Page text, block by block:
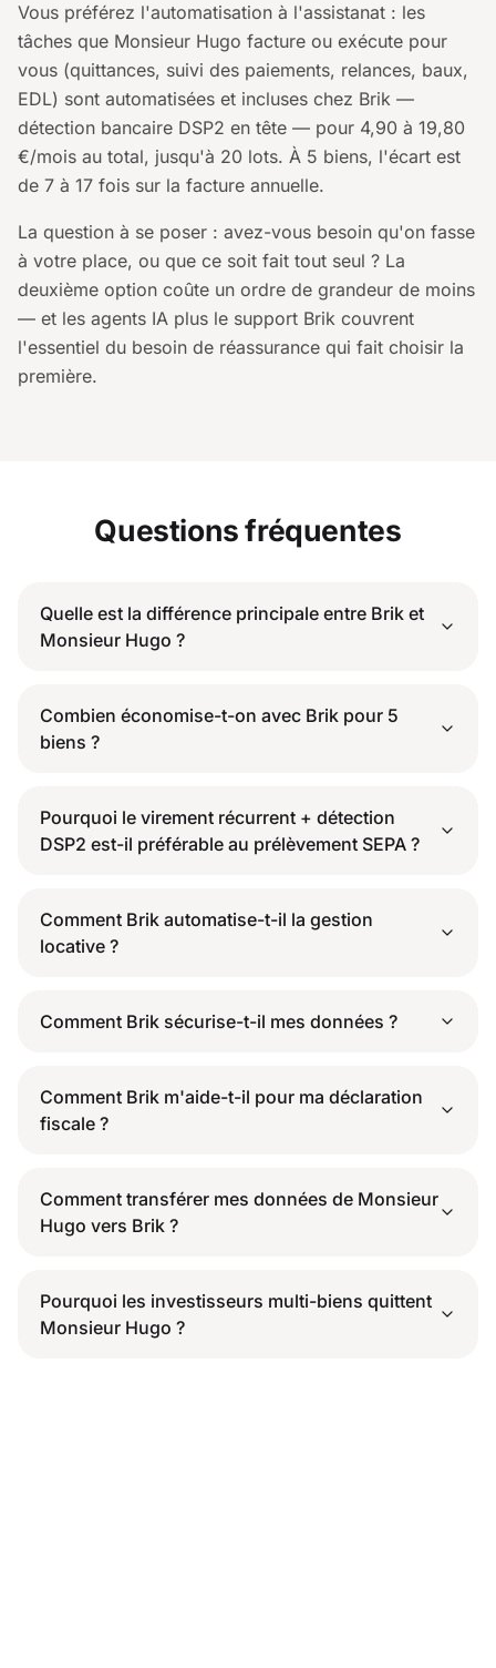
Vous préférez l'automatisation à l'assistanat : les
tâches que Monsieur Hugo facture ou exécute pour
vous (quittances, suivi des paiements, relances, baux,
EDL) sont automatisées et incluses chez Brik —
détection bancaire DSP2 en tête — pour 4,90 à 19,80
€/mois au total, jusqu'à 20 lots. À 5 biens, l'écart est
de 7 à 17 fois sur la facture annuelle.
La question à se poser : avez-vous besoin qu'on fasse
à votre place, ou que ce soit fait tout seul ? La
deuxième option coûte un ordre de grandeur de moins
— et les agents IA plus le support Brik couvrent
l'essentiel du besoin de réassurance qui fait choisir la
première.
Questions fréquentes
Quelle est la différence principale entre Brik et
Monsieur Hugo ?
Combien économise-t-on avec Brik pour 5
biens ?
Pourquoi le virement récurrent + détection
DSP2 est-il préférable au prélèvement SEPA ?
Comment Brik automatise-t-il la gestion
locative ?
Comment Brik sécurise-t-il mes données ?
Comment Brik m'aide-t-il pour ma déclaration
fiscale ?
Comment transférer mes données de Monsieur
Hugo vers Brik ?
Pourquoi les investisseurs multi-biens quittent
Monsieur Hugo ?